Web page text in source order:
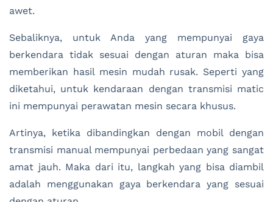
awet.
Sebaliknya, untuk Anda yang mempunyai gaya
berkendara tidak sesuai dengan aturan maka bisa
memberikan hasil mesin mudah rusak. Seperti yang
diketahui, untuk kendaraan dengan transmisi matic
ini mempunyai perawatan mesin secara khusus.
Artinya, ketika dibandingkan dengan mobil dengan
transmisi manual mempunyai perbedaan yang sangat
amat jauh. Maka dari itu, langkah yang bisa diambil
adalah menggunakan gaya berkendara yang sesuai